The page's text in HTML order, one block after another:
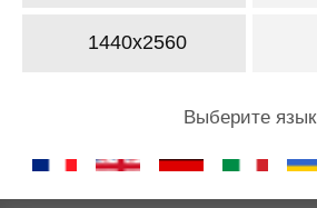
1440x2560
Выберите язык